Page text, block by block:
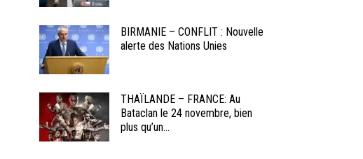
BIRMANIE – CONFLIT : Nouvelle
alerte des Nations Unies
THAÏLANDE – FRANCE: Au
Bataclan le 24 novembre, bien
plus qu’un...